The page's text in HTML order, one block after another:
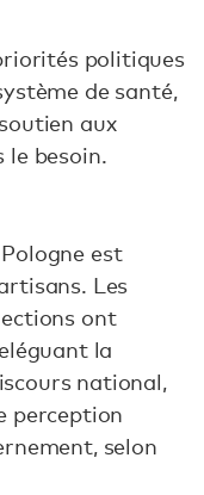
politiques
de santé,
aux
le besoin.
est
Les
ont
la
national,
perception
selon